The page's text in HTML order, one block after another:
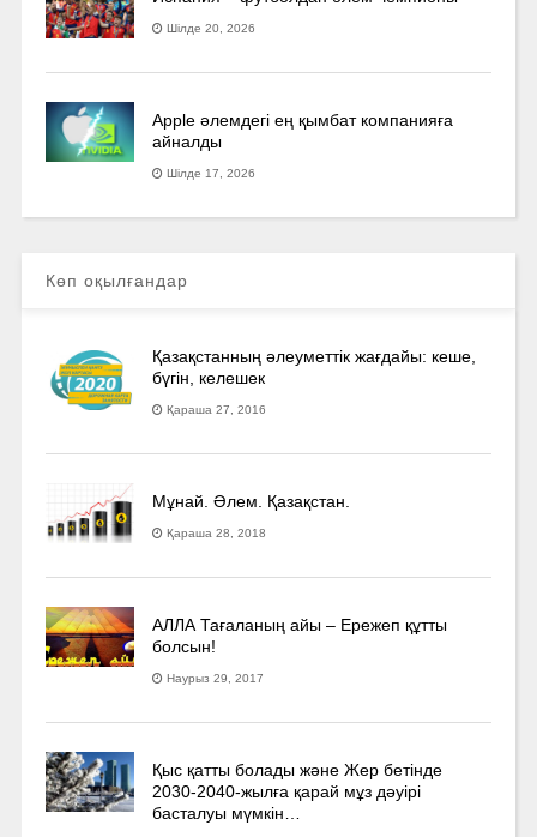
Шілде 20, 2026
Apple әлемдегі ең қымбат компанияға
айналды
Шілде 17, 2026
Көп оқылғандар
Қазақстанның әлеуметтік жағдайы: кеше,
бүгін, келешек
Қараша 27, 2016
Мұнай. Әлем. Қазақстан.
Қараша 28, 2018
АЛЛА Тағаланың айы – Ережеп құтты
болсын!
Наурыз 29, 2017
Қыс қатты болады және Жер бетінде
2030-2040­-жылға қарай мұз дәуірі
басталуы мүмкін…